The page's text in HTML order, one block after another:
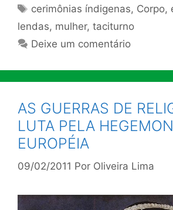
Tags
cerimônias índigenas, Corpo,
lendas, mulher, taciturno
Deixe um comentário
AS GUERRAS DE
LUTA PELA
EUROPÉIA
09/02/2011 Por Oliveira Lima